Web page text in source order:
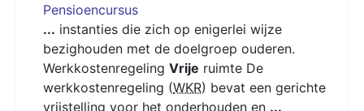
Pensioencursus
... instanties die zich op enigerlei wijze
bezighouden met de doelgroep ouderen.
Werkkostenregeling Vrije ruimte De
werkkostenregeling (WKR) bevat een gerichte
vrijstelling voor het onderhouden en ...